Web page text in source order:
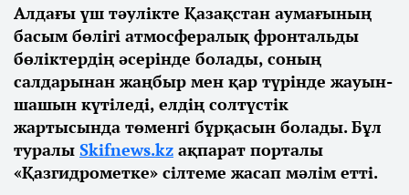
Алдағы үш тәулікте Қазақстан аумағының
басым бөлігі атмосфералық фронтальды
бөліктердің әсерінде болады, соның
салдарынан жаңбыр мен қар түрінде жауын-
шашын күтіледі, елдің солтүстік
жартысында төменгі бұрқасын болады. Бұл
туралы Skifnews.kz ақпарат порталы
«Қазгидрометке» сілтеме жасап мәлім етті.